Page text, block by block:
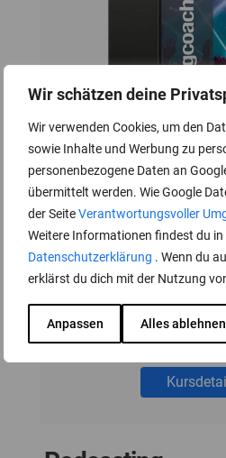
Wir schätzen deine
Wir verwenden Cookies, um den
sowie Inhalte und Werbung zu
personenbezogene Daten an
übermittelt werden. Wie Google
der SeiteVerantwortungsvoller
Weitere Informationen findest du in
Datenschutzerklärung . Wenn du
erklärst du dich mit der Nutzung
Anpassen Alles ablehnen
Song-
Individuelles Coaching
Songwriting,
durch den
(über 2 Millionen